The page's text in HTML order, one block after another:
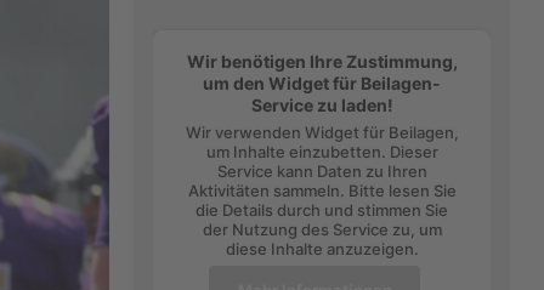
Wir benötigen Ihre Zustimmung,
um den Widget für Beilagen-
Service zu laden!
Wir verwenden Widget für Beilagen,
um Inhalte einzubetten. Dieser
Service kann Daten zu Ihren
Aktivitäten sammeln. Bitte lesen Sie
die Details durch und stimmen Sie
der Nutzung des Service zu, um
diese Inhalte anzuzeigen.